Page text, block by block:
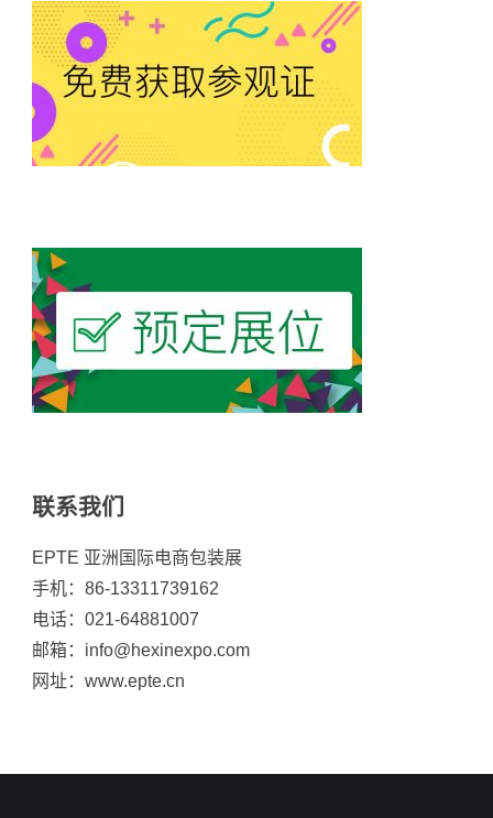
联系我们
EPTE 亚洲国际电商包装展
手机：86-13311739162
电话：021-64881007
邮箱：info@hexinexpo.com
网址：www.epte.cn